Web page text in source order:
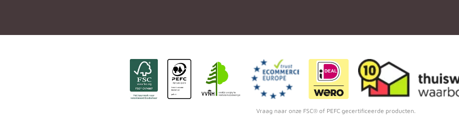
Vraag naar onze FSC® of PEFC gecertificeerde producten.